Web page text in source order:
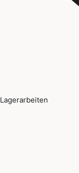
Lagerarbeiten